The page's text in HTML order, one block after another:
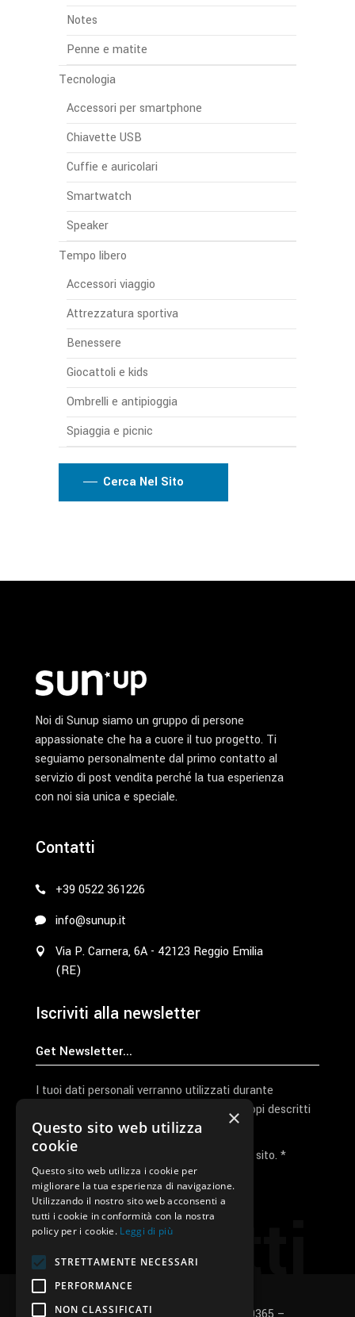
Notes
Penne e matite
Tecnologia
Accessori per smartphone
Chiavette USB
Cuffie e auricolari
Smartwatch
Speaker
Tempo libero
Accessori viaggio
Attrezzatura sportiva
Benessere
Giocattoli e kids
Ombrelli e antipioggia
Spiaggia e picnic
Cerca Nel Sito
Contatti
Noi di Sunup siamo un gruppo di persone
appassionate che ha a cuore il tuo progetto. Ti
seguiamo personalmente dal primo contatto al
servizio di post vendita perché la tua esperienza
con noi sia unica e speciale.
Contatti
+39 0522 361226
info@sunup.it
Via P. Carnera, 6A - 42123 Reggio Emilia
(RE)
Iscriviti alla newsletter
I tuoi dati personali verranno utilizzati durante
l'elaborazione della richiesta e per altri scopi descritti
nella nostraprivacy policy
Ho letto e accetto la privacy policy del sito. *
Invia I Dati
×
Questo sito web utilizza
cookie
Questo sito web utilizza i cookie per
migliorare la tua esperienza di navigazione.
Utilizzando il nostro sito web acconsenti a
tutti i cookie in conformità con la nostra
policy per i cookie. Leggi di più
STRETTAMENTE NECESSARI
PERFORMANCE
NON CLASSIFICATI